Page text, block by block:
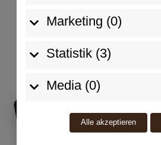
Marketing (0)
Statistik (3)
Media (0)
Alle akzeptieren
Jetzt anfragen